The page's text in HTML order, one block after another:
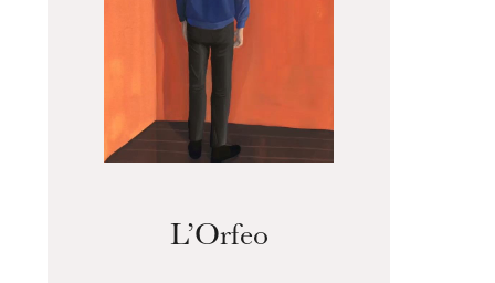
Mittwoch 19 Aug. 2026
L’Orfeo